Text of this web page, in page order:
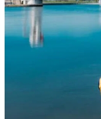
Estudos espeleológicos
Gerenciamento de
Gestão de áreas
Instalação de poço de
Intervenção em área
Inventário florestal de